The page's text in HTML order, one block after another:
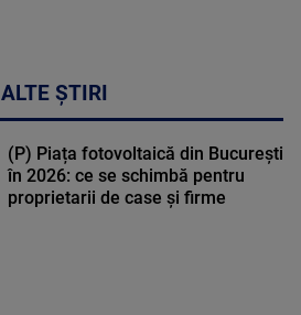
ALTE ȘTIRI
(P) Piața fotovoltaică din București
în 2026: ce se schimbă pentru
proprietarii de case și firme